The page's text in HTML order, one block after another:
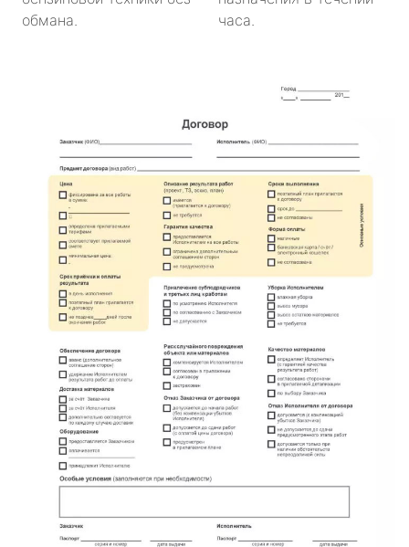
обмана.
часа.